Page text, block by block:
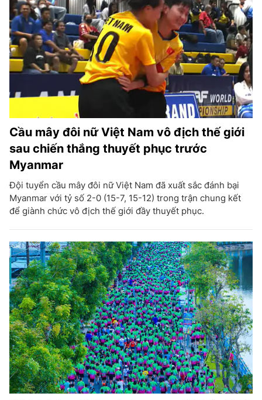
Cầu mây đôi nữ Việt Nam vô địch thế giới
sau chiến thắng thuyết phục trước
Myanmar
Đội tuyển cầu mây đôi nữ Việt Nam đã xuất sắc đánh bại
Myanmar với tỷ số 2-0 (15-7, 15-12) trong trận chung kết
để giành chức vô địch thế giới đầy thuyết phục.